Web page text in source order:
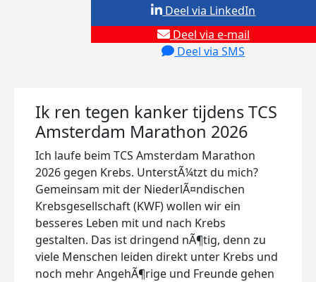
Deel via e-mail
Deel via SMS
Deel via LinkedIn
Ik ren tegen kanker tijdens TCS
Amsterdam Marathon 2026
Ich laufe beim TCS Amsterdam Marathon
2026 gegen Krebs. UnterstÃ¼tzt du mich?
Gemeinsam mit der NiederlÃ¤ndischen
Krebsgesellschaft (KWF) wollen wir ein
besseres Leben mit und nach Krebs
gestalten. Das ist dringend nÃ¶tig, denn zu
viele Menschen leiden direkt unter Krebs und
noch mehr AngehÃ¶rige und Freunde gehen